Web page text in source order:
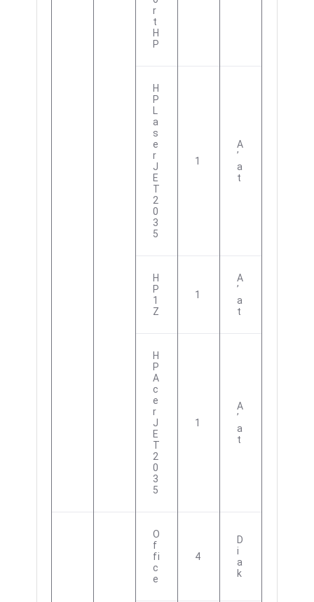
R
T
H
P
H
P
A
S
E
R
J
E
T
2
0
3
5
1
A
’
A
T
H
P
1
Z
1
A
’
A
T
H
P
A
C
E
R
J
E
T
2
0
3
5
1
A
’
A
T
O
F
Fi
C
E
4
D
I
A
K